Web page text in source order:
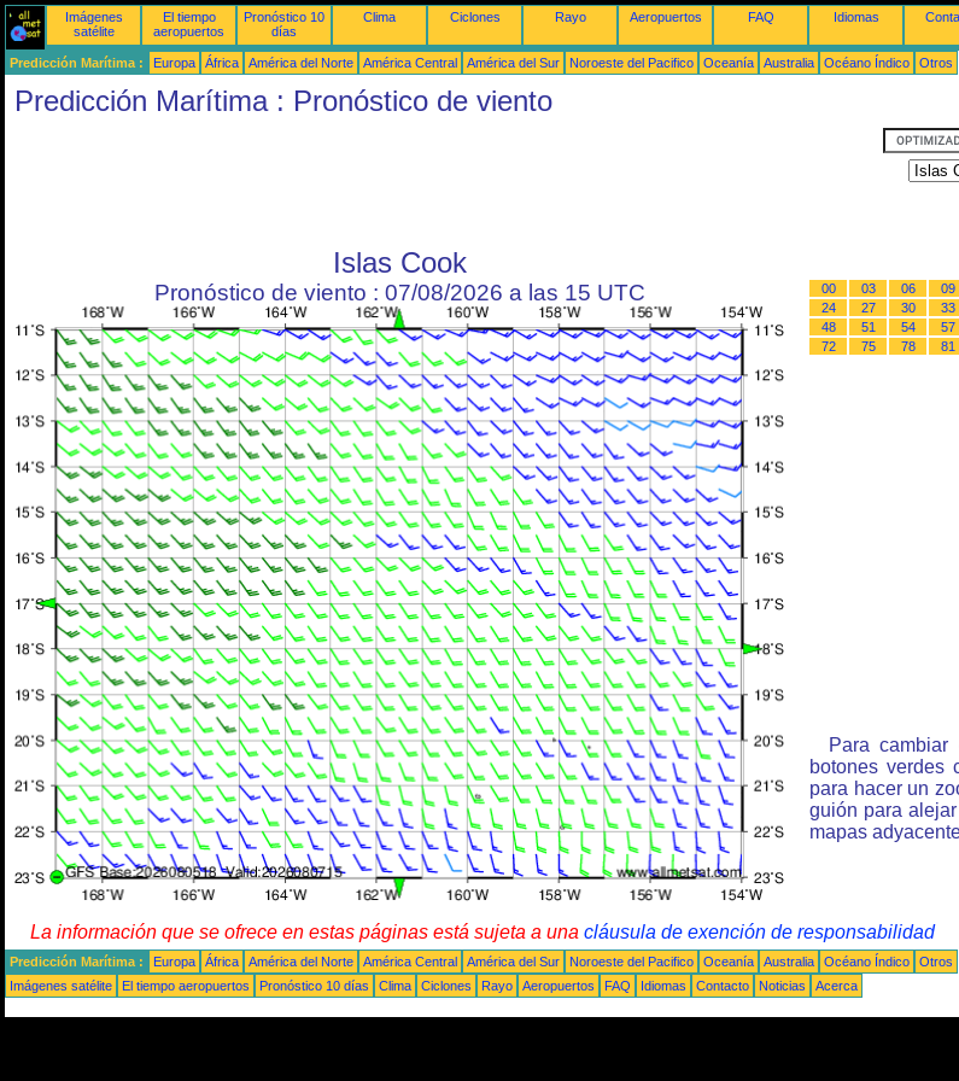
Imágenes
satélite
El tiempo
aeropuertos
Pronóstico 10
días
Clima Ciclones Rayo Aeropuertos FAQ Idiomas
Predicción Marítima : Europa África América del Norte América Central América del Sur Noroeste del Pacifico Oceanía Australia Océano Índico Otros
Predicción Marítima : Pronóstico de viento
Islas Cook
Pronóstico de viento : 07/08/2026 a las 15 UTC 00 03 06 09
24
27 30 33
48
51 54 57
72
75 78 81
Para
botones verdes
para hacer un
guión para
mapas
La información que se ofrece en estas páginas está sujeta a una cláusula de exención de responsabilidad
Predicción Marítima : Europa África América del Norte América Central América del Sur Noroeste del Pacifico Oceanía Australia Océano Índico
Otros
Imágenes satélite
El tiempo aeropuertos Pronóstico 10 días Clima Ciclones Rayo Aeropuertos FAQ Idiomas Contacto Noticias Acerca